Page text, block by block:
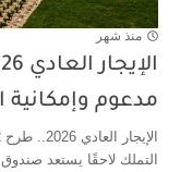
منذ شهر
مدعوم وإمكانية
التملك لاحقًا يستعد